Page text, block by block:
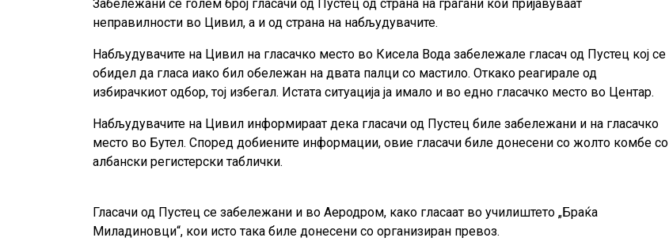
Забележани се голем број гласачи од Пустец од страна на граѓани кои пријавуваат
неправилности во Цивил, а и од страна на набљудувачите.
Набљудувачите на Цивил на гласачко место во Кисела Вода забележале гласач од Пустец кој се
обидел да гласа иако бил обележан на двата палци со мастило. Откако реагирале од
избирачкиот одбор, тој избегал. Истата ситуација ја имало и во едно гласачко место во Центар.
Набљудувачите на Цивил информираат дека гласачи од Пустец биле забележани и на гласачко
место во Бутел. Според добиените информации, овие гласачи биле донесени со жолто комбе со
албански регистерски таблички.
Гласачи од Пустец се забележани и во Аеродром, како гласаат во училиштето „Браќа
Миладиновци“, кои исто така биле донесени со организиран превоз.